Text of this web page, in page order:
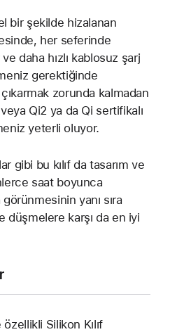
bir şekilde hizalanan
her seferinde
ve daha hızlı kablosuz şarj
gerektiğinde
çıkarmak zorunda kalmadan
Qi2 ya da Qi sertifikalı
yeterli oluyor.
gibi bu kılıf da tasarım ve
saat boyunca
yanı sıra
düşmelere karşı da en iyi
Silikon Kılıf